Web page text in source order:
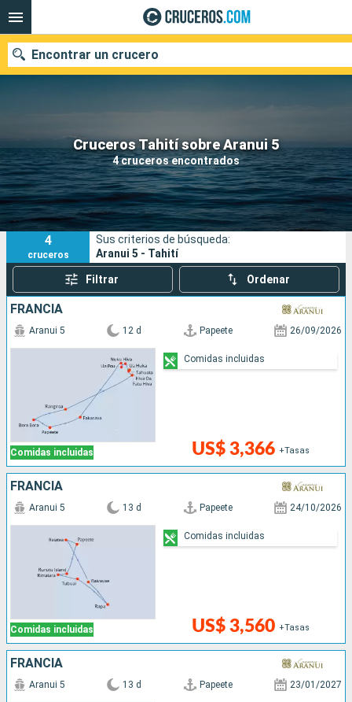
Cruceros Tahití sobre Aranui 5
4 cruceros encontrados
Encontrar un crucero
Nuestros destinos
Fecha de salida
Puertos Compañías
4
cruceros
Sus criterios de búsqueda:
Aranui 5 - Tahití
Filtrar Ordenar
FRANCIA
Comidas incluidas
Aranui 5 12 d Papeete 26/09/2026
US$ 3,366 +Tasas
Comidas incluidas
FRANCIA
Comidas incluidas
Aranui 5 13 d Papeete 24/10/2026
US$ 3,560 +Tasas
Comidas incluidas
FRANCIA
Aranui 5 13 d Papeete 23/01/2027